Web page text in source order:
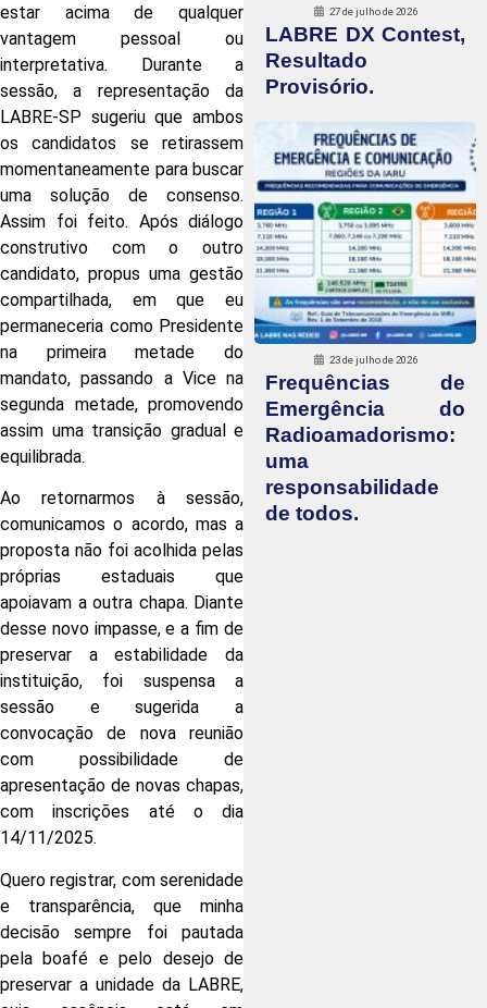
estar acima de qualquer
vantagem pessoal ou
interpretativa. Durante a
sessão, a representação da
LABRE-SP sugeriu que ambos
os candidatos se retirassem
momentaneamente para buscar
uma solução de consenso.
Assim foi feito. Após diálogo
construtivo com o outro
candidato, propus uma gestão
compartilhada, em que eu
permaneceria como Presidente
na primeira metade do
mandato, passando a Vice na
segunda metade, promovendo
assim uma transição gradual e
equilibrada.
Ao retornarmos à sessão,
comunicamos o acordo, mas a
proposta não foi acolhida pelas
próprias estaduais que
apoiavam a outra chapa. Diante
desse novo impasse, e a fim de
preservar a estabilidade da
instituição, foi suspensa a
sessão e sugerida a
convocação de nova reunião
com possibilidade de
apresentação de novas chapas,
com inscrições até o dia
14/11/2025.
Quero registrar, com serenidade
e transparência, que minha
decisão sempre foi pautada
pela boafé e pelo desejo de
preservar a unidade da LABRE,
27 de julho de 2026
LABRE DX Contest,
Resultado
Provisório.
23 de julho de 2026
Frequências de
Emergência do
Radioamadorismo:
uma
responsabilidade
de todos.